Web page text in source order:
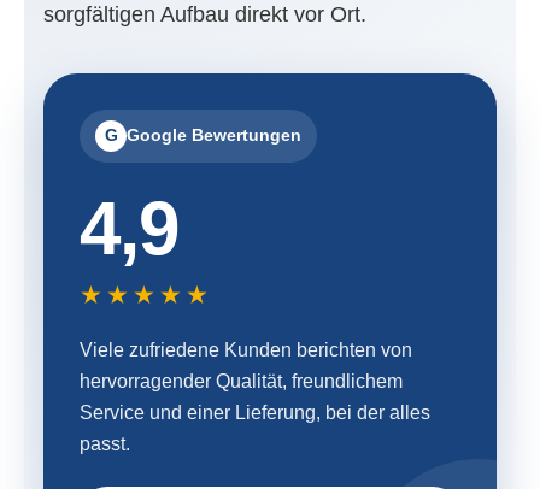
sorgfältigen Aufbau direkt vor Ort.
G Google Bewertungen
4,9
★★★★★
Viele zufriedene Kunden berichten von
hervorragender Qualität, freundlichem
Service und einer Lieferung, bei der alles
passt.